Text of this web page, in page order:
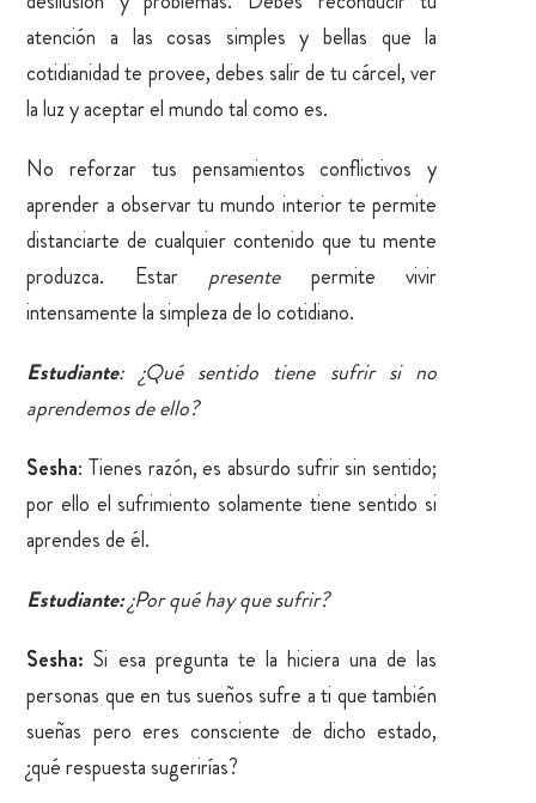
atención a las cosas simples y bellas que la
cotidianidad te provee, debes salir de tu cárcel, ver
la luz y aceptar el mundo tal como es.
No reforzar tus pensamientos conflictivos y
aprender a observar tu mundo interior te permite
distanciarte de cualquier contenido que tu mente
produzca. Estar presente permite vivir
intensamente la simpleza de lo cotidiano.
Estudiante: ¿Qué sentido tiene sufrir si no
aprendemos de ello?
Sesha: Tienes razón, es absurdo sufrir sin sentido;
por ello el sufrimiento solamente tiene sentido si
aprendes de él.
Estudiante:¿Por qué hay que sufrir?
Sesha: Si esa pregunta te la hiciera una de las
personas que en tus sueños sufre a ti que también
sueñas pero eres consciente de dicho estado,
¿qué respuesta sugerirías?